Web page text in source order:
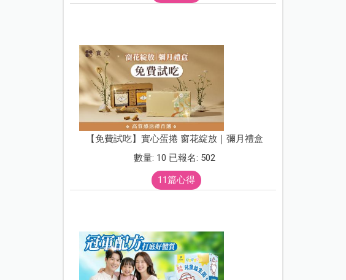
【免費試吃】實心蛋捲 窗花綻放｜彌月禮盒
數量: 10 已報名: 502
11篇心得